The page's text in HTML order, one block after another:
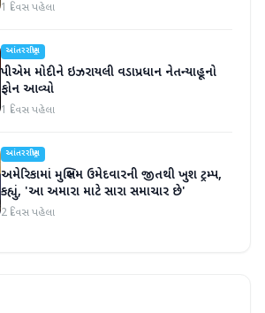
1 દિવસ પહેલા
આંતરરાષ્ટ્રીય
પીએમ મોદીને ઇઝરાયલી વડાપ્રધાન નેતન્યાહૂનો
ફોન આવ્યો
1 દિવસ પહેલા
આંતરરાષ્ટ્રીય
અમેરિકામાં મુસ્લિમ ઉમેદવારની જીતથી ખુશ ટ્રમ્પ,
કહ્યું, 'આ અમારા માટે સારા સમાચાર છે'
2 દિવસ પહેલા